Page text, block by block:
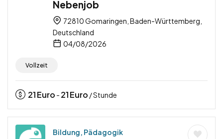
Nebenjob
72810 Gomaringen, Baden-Württemberg,
Deutschland
04/08/2026
Vollzeit
21Euro - 21Euro / Stunde
Bildung, Pädagogik